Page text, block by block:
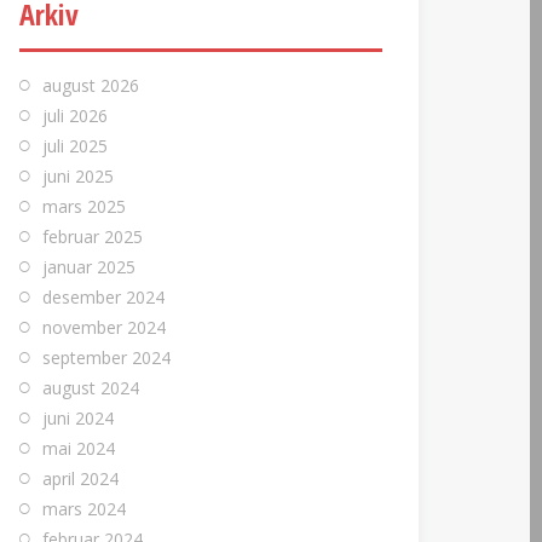
Arkiv
august 2026
juli 2026
juli 2025
juni 2025
mars 2025
februar 2025
januar 2025
desember 2024
november 2024
september 2024
august 2024
juni 2024
mai 2024
april 2024
mars 2024